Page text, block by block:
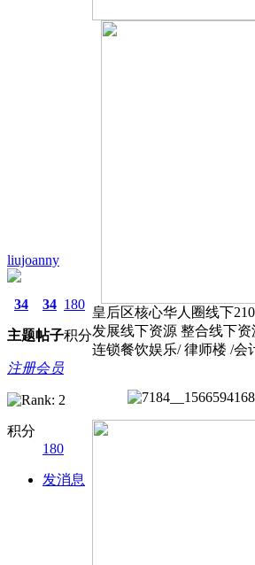
liujoanny
34
主题
34
帖子
180
积分
注册会员
积分
180
发消息
皇后区核心华人圈线下
发展线下资源 整合线下
连锁餐饮娱乐/ 律师楼 /会